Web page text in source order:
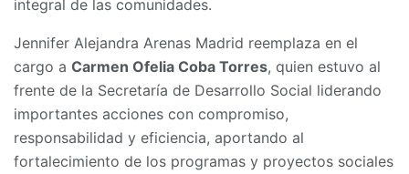
integral de las comunidades.
Jennifer Alejandra Arenas Madrid reemplaza en el
cargo a Carmen Ofelia Coba Torres, quien estuvo al
frente de la Secretaría de Desarrollo Social liderando
importantes acciones con compromiso,
responsabilidad y eficiencia, aportando al
fortalecimiento de los programas y proyectos sociales